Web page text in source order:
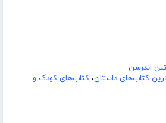
اندرسن
کتاب‌های داستان، کتاب‌های کودک و